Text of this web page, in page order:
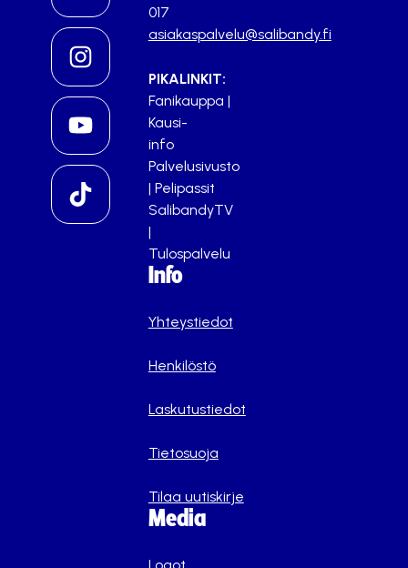
017
asiakaspalvelu@salibandy.fi
PIKALINKIT:
Fanikauppa |
Kausi-
info
Palvelusivusto
| Pelipassit
SalibandyTV
|
Tulospalvelu
Info
Yhteystiedot
Henkilöstö
Laskutustiedot
Tietosuoja
Tilaa uutiskirje
Media